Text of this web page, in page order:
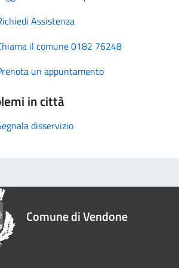
Assistenza
il comune 0182 76248
un appuntamento
in città
disservizio
Comune di Vendone